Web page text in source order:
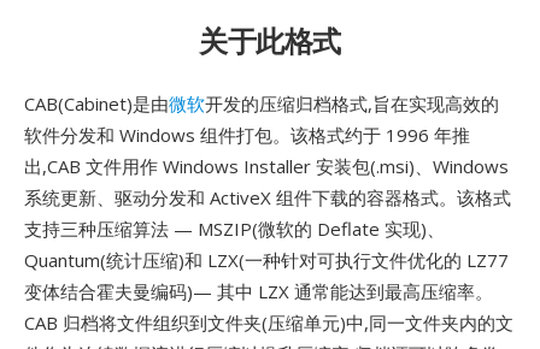
关于此格式
CAB(Cabinet)是由微软开发的压缩归档格式,旨在实现高效的
软件分发和 Windows 组件打包。该格式约于 1996 年推
出,CAB 文件用作 Windows Installer 安装包(.msi)、Windows
系统更新、驱动分发和 ActiveX 组件下载的容器格式。该格式
支持三种压缩算法 — MSZIP(微软的 Deflate 实现)、
Quantum(统计压缩)和 LZX(一种针对可执行文件优化的 LZ77
变体结合霍夫曼编码)— 其中 LZX 通常能达到最高压缩率。
CAB 归档将文件组织到文件夹(压缩单元)中,同一文件夹内的文